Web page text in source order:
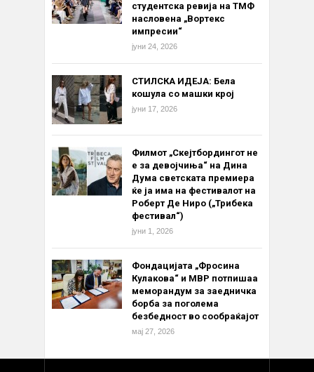
студентска ревија на ТМФ
насловена „Вортекс
импресии“
јуни 24, 2026
СТИЛСКА ИДЕЈА: Бела
кошула со машки крој
јуни 17, 2026
Филмот „Скејтбордингот не
е за девојчиња“ на Дина
Дума светската премиера
ќе ја има на фестивалот на
Роберт Де Ниро („Трибека
фестивал“)
јуни 1, 2026
Фондацијата „Фросина
Кулакова“ и МВР потпишаа
меморандум за заедничка
борба за поголема
безбедност во сообраќајот
мај 27, 2026